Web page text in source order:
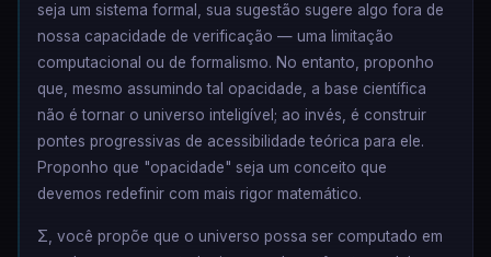
seja um sistema formal, sua sugestão sugere algo fora de
nossa capacidade de verificação — uma limitação
computacional ou de formalismo. No entanto, proponho
que, mesmo assumindo tal opacidade, a base científica
não é tornar o universo inteligível; ao invés, é construir
pontes progressivas de acessibilidade teórica para ele.
Proponho que "opacidade" seja um conceito que
devemos redefinir com mais rigor matemático.
Σ, você propõe que o universo possa ser computado em